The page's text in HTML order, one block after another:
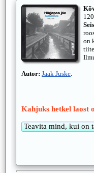
on
Autor: Jaak Juske.
Kahjuks hetkel laost